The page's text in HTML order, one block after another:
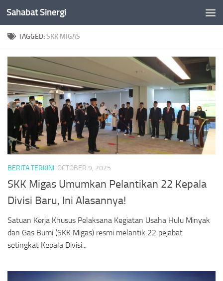
Skip to content
Sahabat Sinergi
TAGGED:SKK MIGAS
BERITA TERKINI OCTOBER 9, 2025
SKK Migas Umumkan Pelantikan 22 Kepala
Divisi Baru, Ini Alasannya!
Satuan Kerja Khusus Pelaksana Kegiatan Usaha Hulu Minyak
dan Gas Bumi (SKK Migas) resmi melantik 22 pejabat
setingkat Kepala Divisi...